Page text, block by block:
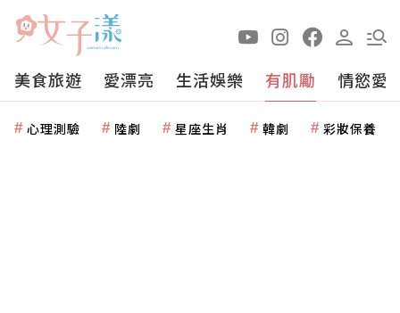
美食旅遊 愛漂亮 生活娛樂 有肌勵 情慾愛
心理測驗 陸劇 星座生肖 韓劇 彩妝保養